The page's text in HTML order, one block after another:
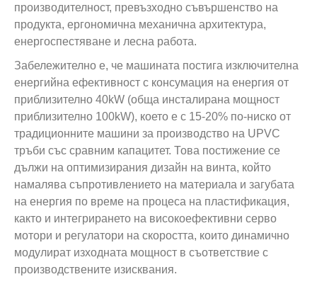
производителност, превъзходно съвършенство на
продукта, ергономична механична архитектура,
енергоспестяване и лесна работа.
Забележително е, че машината постига изключителна
енергийна ефективност с консумация на енергия от
приблизително 40kW (обща инсталирана мощност
приблизително 100kW), което е с 15-20% по-ниско от
традиционните машини за производство на UPVC
тръби със сравним капацитет. Това постижение се
дължи на оптимизирания дизайн на винта, който
намалява съпротивлението на материала и загубата
на енергия по време на процеса на пластификация,
както и интегрирането на високоефективни серво
мотори и регулатори на скоростта, които динамично
модулират изходната мощност в съответствие с
производствените изисквания.